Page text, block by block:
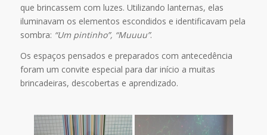
que brincassem com luzes. Utilizando lanternas, elas
iluminavam os elementos escondidos e identificavam pela
sombra: “Um pintinho”, “Muuuu”.
Os espaços pensados e preparados com antecedência
foram um convite especial para dar início a muitas
brincadeiras, descobertas e aprendizado.